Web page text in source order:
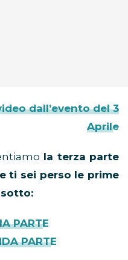
dall’evento del 3
Aprile
la terza parte
ti sei perso le prime
PARTE
PARTE